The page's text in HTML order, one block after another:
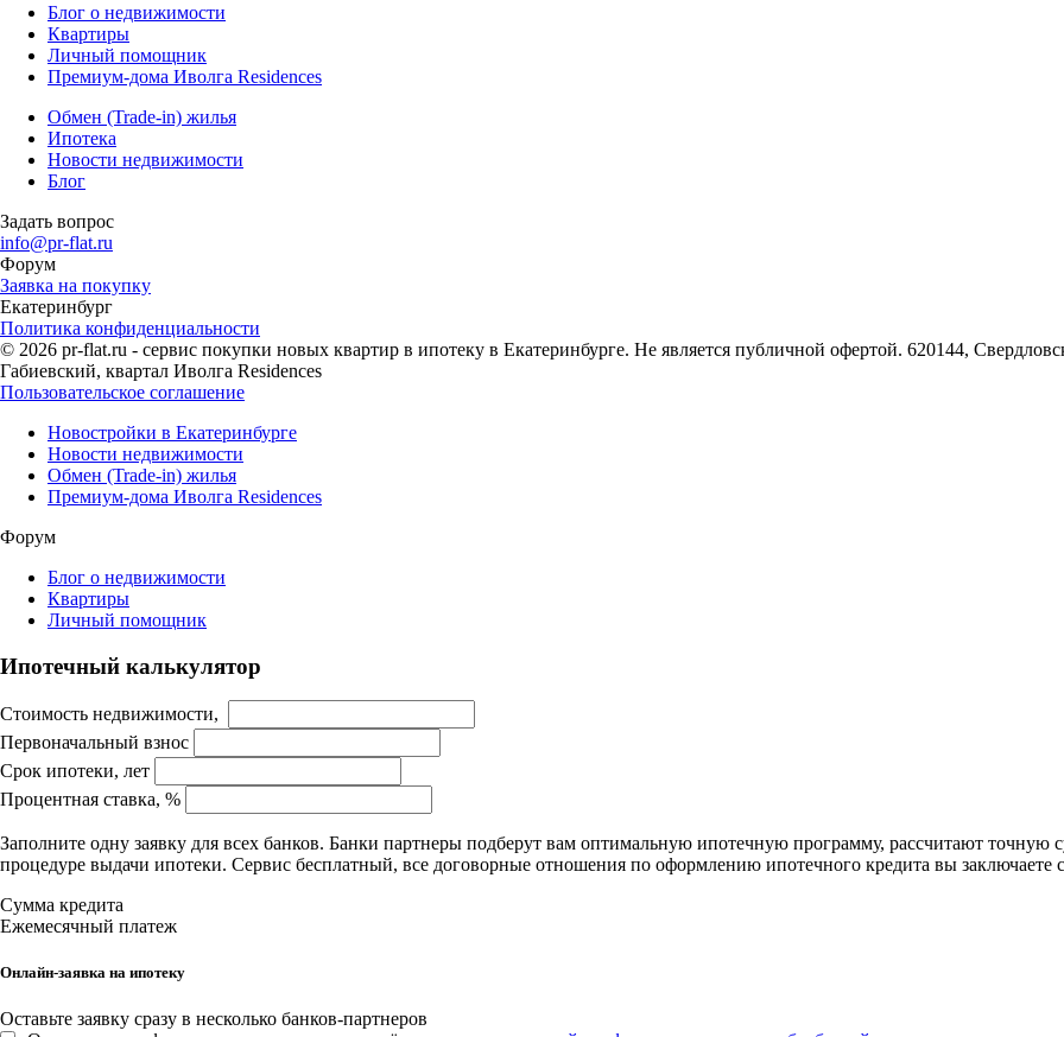
Блог о недвижимости
Квартиры
Личный помощник
Премиум-дома Иволга Residences
Обмен (Trade-in) жилья
Ипотека
Новости недвижимости
Блог
Задать вопрос
info@pr-flat.ru
Форум
Заявка на покупку
Екатеринбург
Политика конфиденциальности
© 2026 pr-flat.ru - сервис покупки новых квартир в ипотеку в Екатеринбурге. Не является публичной офертой. 620144,
Габиевский, квартал Иволга Residences
Пользовательское соглашение
Новостройки в Екатеринбурге
Новости недвижимости
Обмен (Trade-in) жилья
Премиум-дома Иволга Residences
Форум
Блог о недвижимости
Квартиры
Личный помощник
Ипотечный калькулятор
Стоимость недвижимости,
Первоначальный взнос
Срок ипотеки, лет
Процентная ставка, %
Заполните одну заявку для всех банков. Банки партнеры подберут вам оптимальную ипотечную программу, рассчитают точную
процедуре выдачи ипотеки. Сервис бесплатный, все договорные отношения по оформлению ипотечного кредита вы заключаете
Сумма кредита
Ежемесячный платеж
Онлайн-заявка на ипотеку
Оставьте заявку сразу в несколько банков-партнеров